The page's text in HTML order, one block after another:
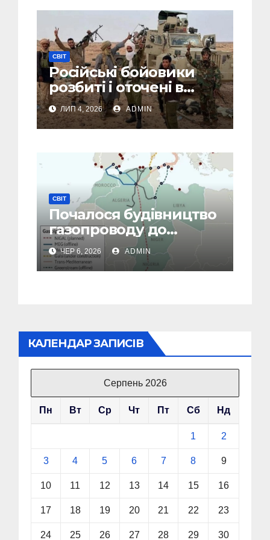
СВІТ
Російські бойовики
розбиті і оточені в
Малі: посольство РФ
йде на крайні заходи
ЛИП 4, 2026 ADMIN
СВІТ
Почалося будівництво
газопроводу до
Європи в обхід рф
ЧЕР 6, 2026 ADMIN
КАЛЕНДАР ЗАПИСІВ
Серпень 2026
Пн Вт Ср Чт Пт Сб Нд
1 2
3 4 5 6 7 8 9
10 11 12 13 14 15 16
17 18 19 20 21 22 23
24 25 26 27 28 29 30